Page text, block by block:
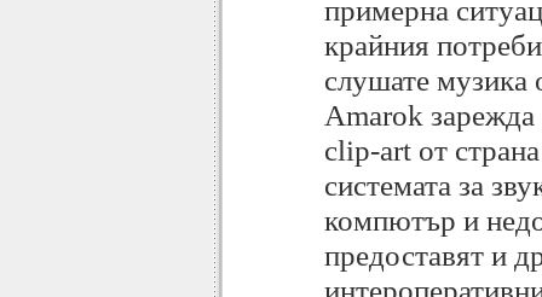
примерна
крайния
слушате музика
Amarok
clip-art от
системата за
компютър и
предоставят и